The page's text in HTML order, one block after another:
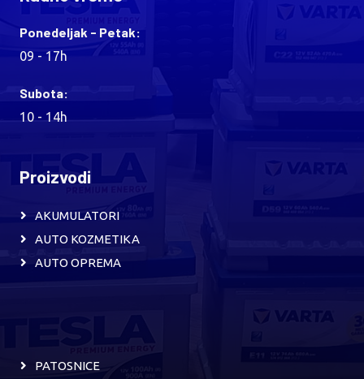
Ponedeljak - Petak:
09 - 17h
Subota:
10 - 14h
Proizvodi
AKUMULATORI
AUTO KOZMETIKA
AUTO OPREMA
PATOSNICE